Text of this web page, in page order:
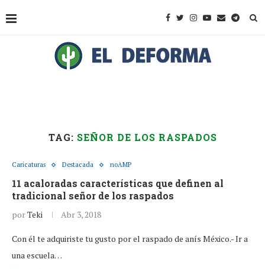
TAG: SEÑOR DE LOS RASPADOS
Caricaturas Destacada noAMP
11 acaloradas características que definen al
tradicional señor de los raspados
porTeki Abr 3, 2018
Con él te adquiriste tu gusto por el raspado de anís México.- Ir a
una escuela…